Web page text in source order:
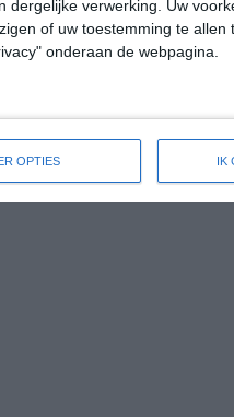
dergelijke verwerking. Uw
of uw toestemming te
onderaan de webpagina.
OPTIES IK
11:00 14:00
weersverwachting voor